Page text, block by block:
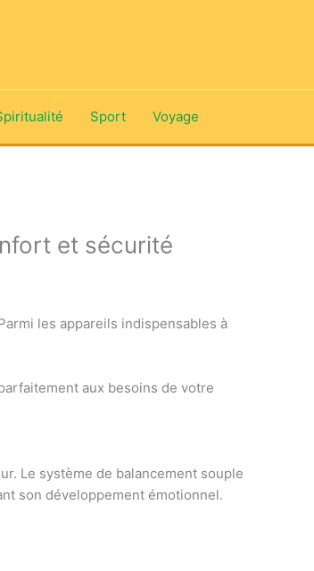
Sport Voyage
et sécurité
les appareils indispensables à
aux besoins de votre
Le système de balancement souple
son développement émotionnel.